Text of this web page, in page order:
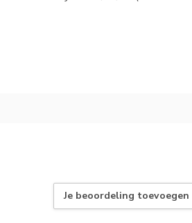
Je beoordeling toevoegen